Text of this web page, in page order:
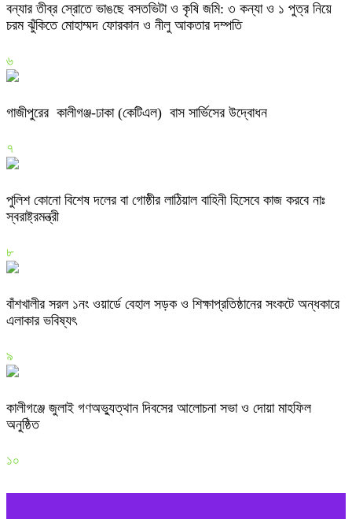
বন্যার তীব্র স্রোতে ভাঙছে বসতভিটা ও কৃষি জমি: ৩ কন্যা ও ১ পুত্র নিয়ে
চরম ঝুঁকিতে মোহাম্মদ ফোরকান ও নীলু আকতার দম্পতি
৬
গাজীপুরের কালীগঞ্জ-ঢাকা (কেটিএল) বাস সার্ভিসের উদ্বোধন
৭
পুলিশ কোনো বিশেষ দলের বা গোষ্ঠীর লাঠিয়াল বাহিনী হিসেবে কাজ করবে নাঃ
স্বরাষ্ট্রমন্ত্রী
৮
বাঁশখালীর সরল ১নং ওয়ার্ডে বেহাল সড়ক ও শিক্ষাপ্রতিষ্ঠানের সংকটে অন্ধকারে
এলাকার ভবিষ্যৎ
৯
কালীগঞ্জে জুলাই গণঅভ্যুত্থান দিবসের আলোচনা সভা ও দোয়া মাহফিল
অনুষ্ঠিত
১০